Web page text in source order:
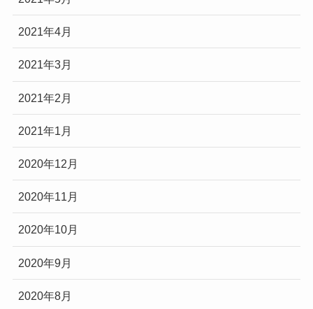
2021年4月
2021年3月
2021年2月
2021年1月
2020年12月
2020年11月
2020年10月
2020年9月
2020年8月